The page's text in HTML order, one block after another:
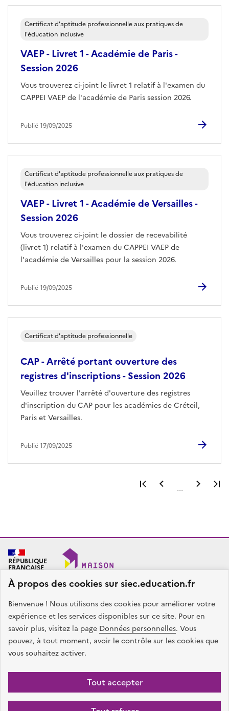
À propos des cookies sur siec.education.fr
Bienvenue ! Nous utilisons des cookies pour améliorer votre
expérience et les services disponibles sur ce site. Pour en
savoir plus, visitez la page Données personnelles. Vous
pouvez, à tout moment, avoir le contrôle sur les cookies que
vous souhaitez activer.
Tout accepter
VAEP - Livret 1 - Académie de Paris -
Session 2026
Vous trouverez ci-joint le livret 1 relatif à l'examen du
CAPPEI VAEP de l'académie de Paris session 2026.
Certificat d'aptitude professionnelle aux pratiques de
l'éducation inclusive
Publié 19/09/2025
VAEP - Livret 1 - Académie de Versailles -
Session 2026
Vous trouverez ci-joint le dossier de recevabilité
(livret 1) relatif à l'examen du CAPPEI VAEP de
l'académie de Versailles pour la session 2026.
Certificat d'aptitude professionnelle aux pratiques de
l'éducation inclusive
Publié 19/09/2025
CAP - Arrêté portant ouverture des
registres d'inscriptions - Session 2026
Veuillez trouver l'arrêté d'ouverture des registres
d'inscription du CAP pour les académies de Créteil,
Paris et Versailles.
Certificat d'aptitude professionnelle
Publié 17/09/2025
Première page
Page
...
RÉPUBLIQUE
FRANÇAISE
SIEC - Maison des examens
Académies de Créteil, Paris et Versailles
7, rue Ernest Renan
94749 ARCUEIL CEDEX
Nous contacter
facebook
x instagramlinkedin